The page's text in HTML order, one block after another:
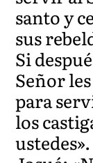
santo y
sus
Si
Señor
para
los